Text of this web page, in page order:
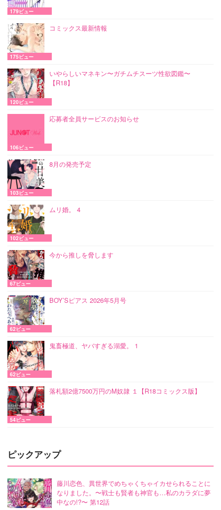
179ビュー
コミックス最新情報
175ビュー
いやらしいマネキン〜ガチムチスーツ性欲図鑑〜
【R18】
120ビュー
応募者全員サービスのお知らせ
106ビュー
8月の発売予定
103ビュー
ムリ婚。 4
102ビュー
今から推しを脅します
67ビュー
BOY’Sピアス 2026年5月号
62ビュー
鬼畜極道、ヤバすぎる溺愛。 1
62ビュー
落札額2億7500万円のM奴隷 １【R18コミックス版】
54ビュー
ピックアップ
藤川恋色、異世界でめちゃくちゃイカせられることに
なりました。〜戦士も賢者も神官も…私のカラダに夢
中なの!?〜 第12話